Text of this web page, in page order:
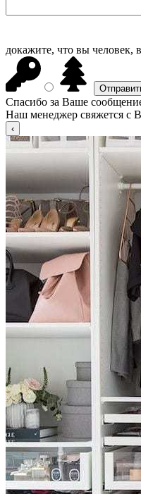
докажите, что вы человек,
Спасибо за Ваше
Наш менеджер свяжется с